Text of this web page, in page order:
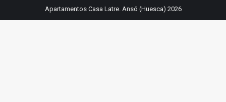
Apartamentos Casa Latre. Ansó (Huesca) 2026